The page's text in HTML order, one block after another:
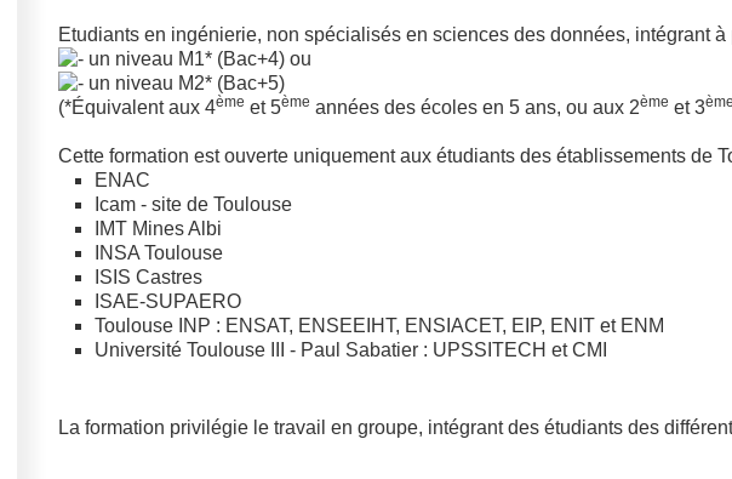
Etudiants en ingénierie, non spécialisés en sciences des données, intégrant à
un niveau M1* (Bac+4) ou
un niveau M2* (Bac+5)
(*Équivalent aux 4ème et 5ème années des écoles en 5 ans, ou aux 2ème et 3ème
Cette formation est ouverte uniquement aux étudiants des établissements de
ENAC
Icam - site de Toulouse
IMT Mines Albi
INSA Toulouse
ISIS Castres
ISAE-SUPAERO
Toulouse INP : ENSAT, ENSEEIHT, ENSIACET, EIP, ENIT et ENM
Université Toulouse III - Paul Sabatier : UPSSITECH et CMI
La formation privilégie le travail en groupe, intégrant des étudiants des